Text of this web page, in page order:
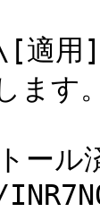
用
ます。
ール